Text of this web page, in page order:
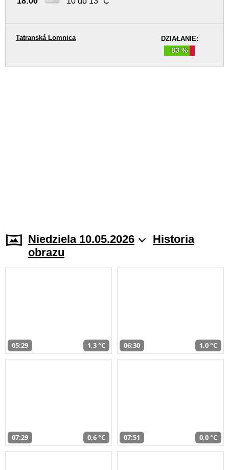
DZIAŁANIE:
83 %
Tatranská Lomnica
Niedziela 10.05.2026
Historia
obrazu
05:29 1,3 °C 06:30 1,0 °C
07:29 0,6 °C 07:51 0,0 °C